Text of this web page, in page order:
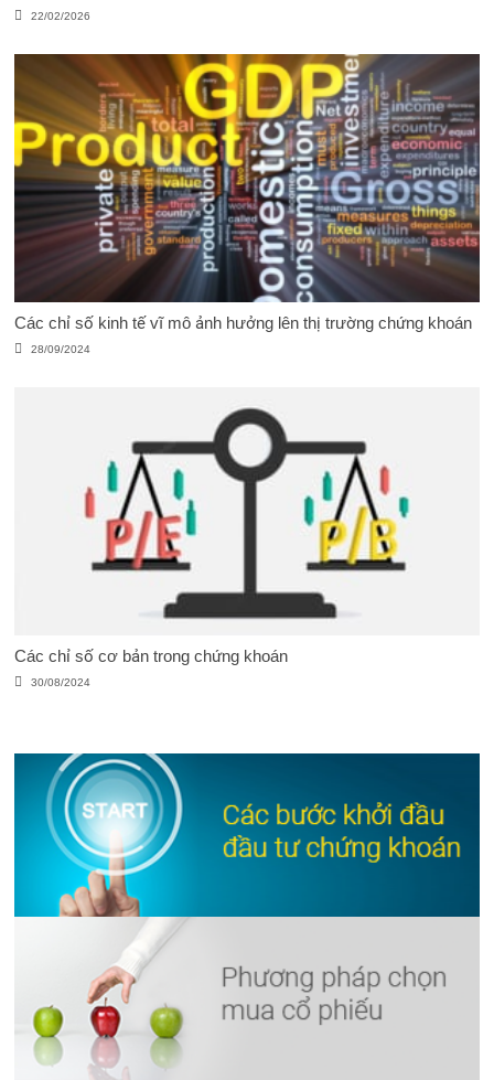
22/02/2026
Các chỉ số kinh tế vĩ mô ảnh hưởng lên thị trường chứng khoán
28/09/2024
Các chỉ số cơ bản trong chứng khoán
30/08/2024